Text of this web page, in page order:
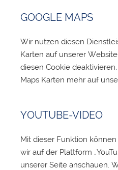
GOOGLE MAPS
Wir nutzen diesen
Karten auf unserer
diesen Cookie
Maps Karten mehr auf
YOUTUBE-VIDEO
Mit dieser Funktion
wir auf der Plattform
unserer Seite anschauen.